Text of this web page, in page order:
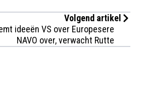
Volgend artikel
ideeën VS over Europesere
NAVO over, verwacht Rutte